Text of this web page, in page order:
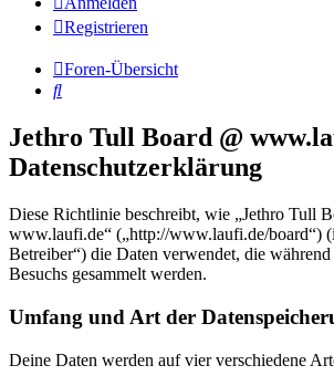
Registrieren
Foren-Übersicht
Suche
Jethro Tull Board @
Datenschutzerklärung
Diese Richtlinie beschreibt, wie „Jethro Tull
www.laufi.de“ („http://www.laufi.de/board“)
Betreiber“) die Daten verwendet, die
Besuchs gesammelt werden.
Umfang und Art der
Deine Daten werden auf vier verschiedene